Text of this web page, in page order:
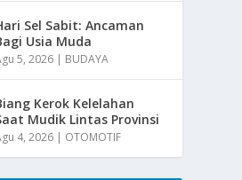
Sel Sabit: Ancaman
Usia Muda
5, 2026 | BUDAYA
Kerok Kelelahan
Mudik Lintas Provinsi
4, 2026 | OTOMOTIF